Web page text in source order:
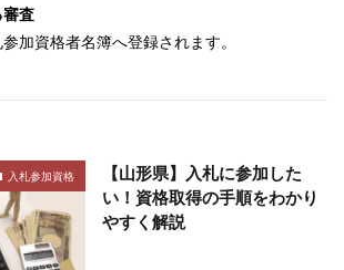
審査
加資格者名簿へ登録されます。
入札参加資格
【山形県】入札に参加した
い！資格取得の手順をわかり
やすく解説